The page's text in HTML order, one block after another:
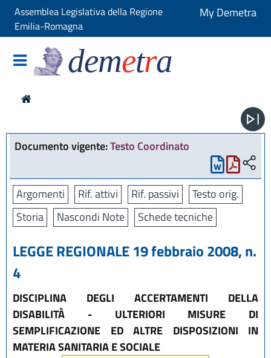
Assemblea Legislativa della Regione
Emilia-Romagna
My Demetra
demetra
Documento vigente:Testo Coordinato
Argomenti Rif. attivi Rif. passivi
Testo orig.
Storia
Nascondi Note Schede tecniche
LEGGE REGIONALE 19 febbraio 2008, n.
4
DISCIPLINA DEGLI ACCERTAMENTI DELLA
DISABILITÀ - ULTERIORI MISURE DI
SEMPLIFICAZIONE ED ALTRE DISPOSIZIONI IN
MATERIA SANITARIA E SOCIALE